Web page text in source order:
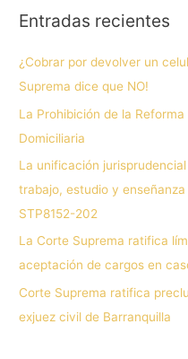
Entradas recientes
¿Cobrar por devolver un
Suprema dice que NO!
La Prohibición de la
Domiciliaria
La unificación
trabajo, estudio y
STP8152-202
La Corte Suprema ratifica
aceptación de cargos en
Corte Suprema ratifica
exjuez civil de Barranquilla